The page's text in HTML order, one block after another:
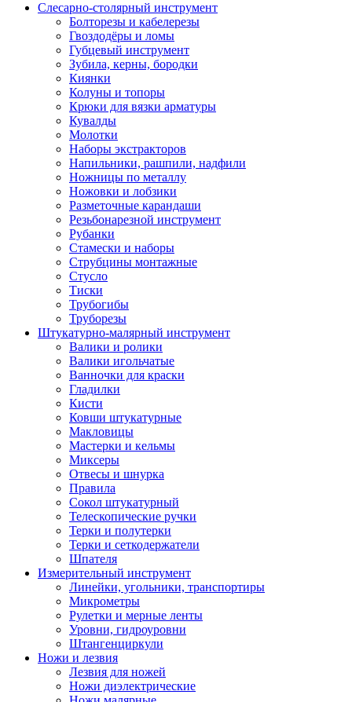
Слесарно-столярный инструмент
Болторезы и кабелерезы
Гвоздодёры и ломы
Губцевый инструмент
Зубила, керны, бородки
Киянки
Колуны и топоры
Крюки для вязки арматуры
Кувалды
Молотки
Наборы экстракторов
Напильники, рашпили, надфили
Ножницы по металлу
Ножовки и лобзики
Разметочные карандаши
Резьбонарезной инструмент
Рубанки
Стамески и наборы
Струбцины монтажные
Стусло
Тиски
Трубогибы
Труборезы
Штукатурно-малярный инструмент
Валики и ролики
Валики игольчатые
Ванночки для краски
Гладилки
Кисти
Ковши штукатурные
Макловицы
Мастерки и кельмы
Миксеры
Отвесы и шнурка
Правила
Сокол штукатурный
Телескопические ручки
Терки и полутерки
Терки и сеткодержатели
Шпателя
Измерительный инструмент
Линейки, угольники, транспортиры
Микрометры
Рулетки и мерные ленты
Уровни, гидроуровни
Штангенциркули
Ножи и лезвия
Лезвия для ножей
Ножи диэлектрические